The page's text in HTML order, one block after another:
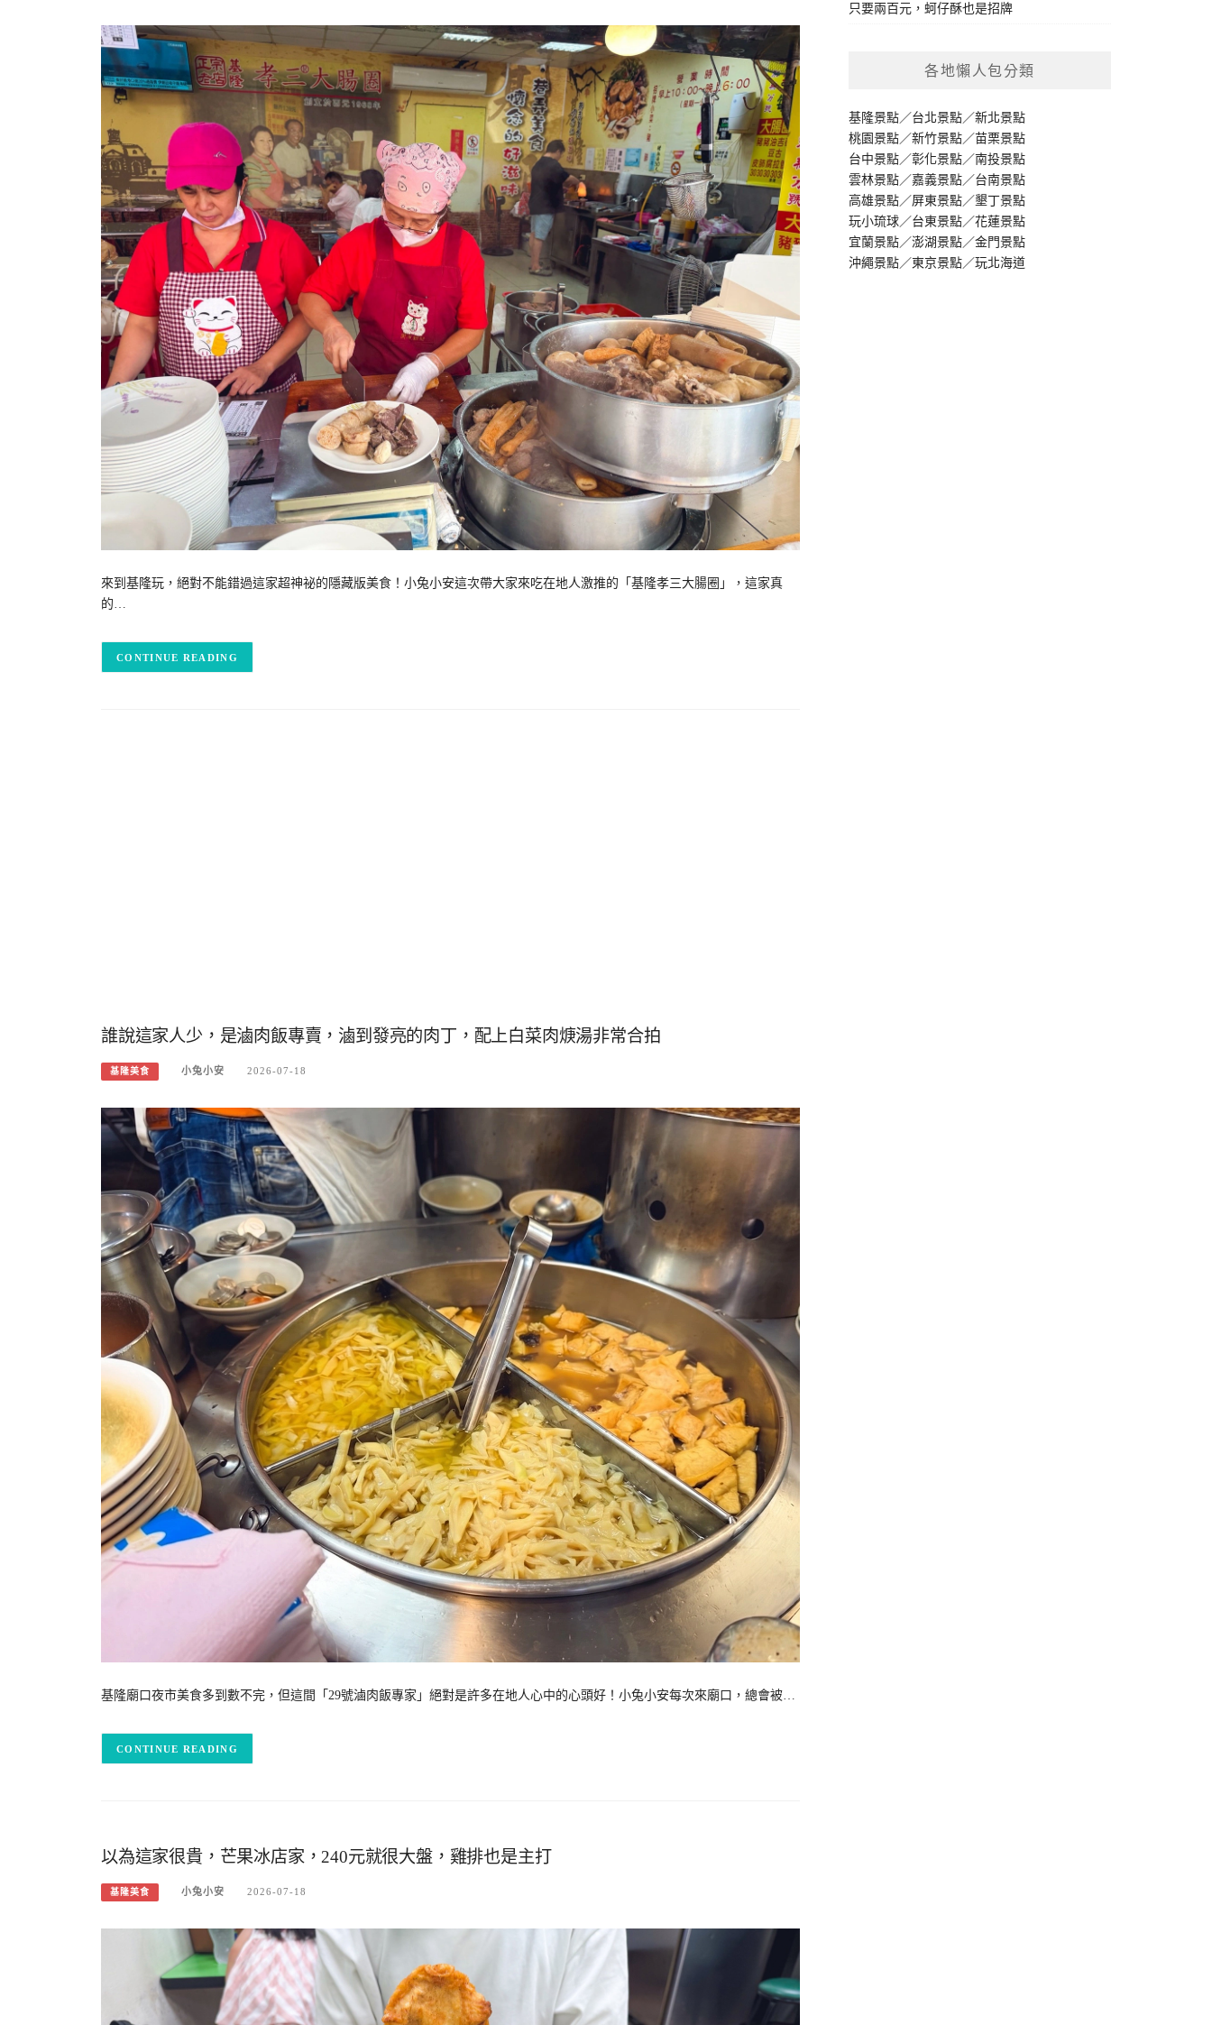
來到基隆玩，絕對不能錯過這家超神祕的隱藏版美食！小兔小安這次帶大家來吃在地人激推的「基隆孝三大腸圈」，這家真
的…
CONTINUE READING
誰說這家人少，是滷肉飯專賣，滷到發亮的肉丁，配上白菜肉焿湯非常合拍
基隆美食 小兔小安 2026-07-18
基隆廟口夜市美食多到數不完，但這間「29號滷肉飯專家」絕對是許多在地人心中的心頭好！小兔小安每次來廟口，總會被…
CONTINUE READING
以為這家很貴，芒果冰店家，240元就很大盤，雞排也是主打
基隆美食 小兔小安 2026-07-18
只要兩百元，蚵仔酥也是招牌
各地懶人包分類
基隆景點／台北景點／新北景點
桃園景點／新竹景點／苗栗景點
台中景點／彰化景點／南投景點
雲林景點／嘉義景點／台南景點
高雄景點／屏東景點／墾丁景點
玩小琉球／台東景點／花蓮景點
宜蘭景點／澎湖景點／金門景點
沖繩景點／東京景點／玩北海道